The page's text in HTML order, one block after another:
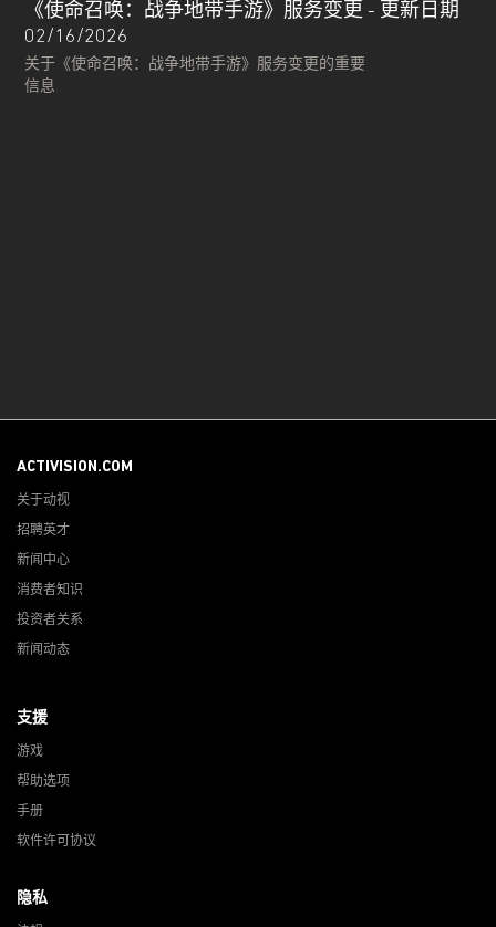
《使命召唤：战争地带手游》服务变更 - 更新日期
02/16/2026
关于《使命召唤：战争地带手游》服务变更的重要
信息
ACTIVISION.COM
关于动视
招聘英才
新闻中心
消费者知识
投资者关系
新闻动态
支援
游戏
帮助选项
手册
软件许可协议
隐私